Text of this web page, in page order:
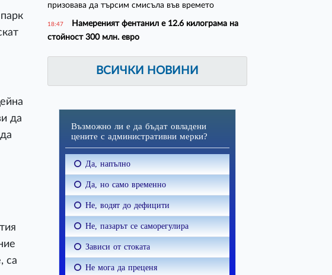
да
са
призовава да търсим смисъла във времето
18:47
Намереният фентанил е 12.6 килограма на
стойност 300 млн. евро
ВСИЧКИ НОВИНИ